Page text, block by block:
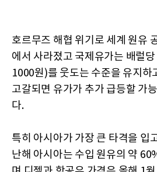
호르무즈 해협 위기로 세계 원유
에서 사라졌고 국제유가는 배럴
1000원)를 웃도는 수준을 유지하
고갈되면 유가가 추가 급등할 가
다.
특히 아시아가 가장 큰 타격을 입
난해 아시아는 수입 원유의 약